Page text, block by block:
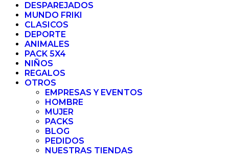
DESPAREJADOS
MUNDO FRIKI
CLASICOS
DEPORTE
ANIMALES
PACK 5X4
NIÑOS
REGALOS
OTROS
EMPRESAS Y EVENTOS
HOMBRE
MUJER
PACKS
BLOG
PEDIDOS
NUESTRAS TIENDAS